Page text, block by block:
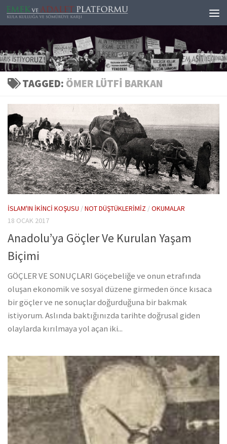
Skip to content
TAGGED: ÖMER LÜTFI BARKAN
İSLAM'IN İKINCI KOŞUSU /NOT DÜŞTÜKLERIMIZ /OKUMALAR
18 OCAK 2017
Anadolu’ya Göçler Ve Kurulan Yaşam
Biçimi
GÖÇLER VE SONUÇLARI Göçebeliğe ve onun etrafında
oluşan ekonomik ve sosyal düzene girmeden önce kısaca
bir göçler ve ne sonuçlar doğurduğuna bir bakmak
istiyorum. Aslında baktığınızda tarihte doğrusal giden
olaylarda kırılmaya yol açan iki...